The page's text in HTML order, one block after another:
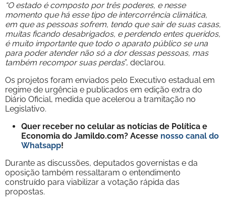
“O estado é composto por três poderes, e nesse
momento que há esse tipo de intercorrência climática,
em que as pessoas sofrem, tendo que sair de suas casas,
muitas ficando desabrigados, e perdendo entes queridos,
é muito importante que todo o aparato público se una
para poder atender não só a dor dessas pessoas, mas
também recompor suas perdas”, declarou.
Os projetos foram enviados pelo Executivo estadual em
regime de urgência e publicados em edição extra do
Diário Oficial, medida que acelerou a tramitação no
Legislativo.
Quer receber no celular as notícias de Política e
Economia do Jamildo.com? Acesse nosso canal do
Whatsapp!
Durante as discussões, deputados governistas e da
oposição também ressaltaram o entendimento
construído para viabilizar a votação rápida das
propostas.